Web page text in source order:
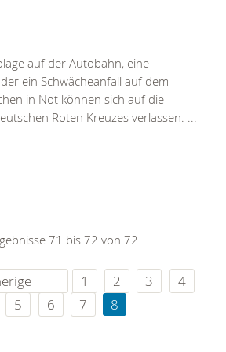
auf der Autobahn, eine
ein Schwächeanfall auf dem
in Not können sich auf die
Roten Kreuzes verlassen. ...
71 bis 72 von 72
1 2 3
4
5
6 7 8